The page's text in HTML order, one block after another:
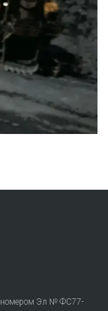
номером Эл № ФС77-